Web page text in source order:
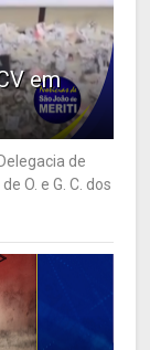
em
de
O. e G. C. dos